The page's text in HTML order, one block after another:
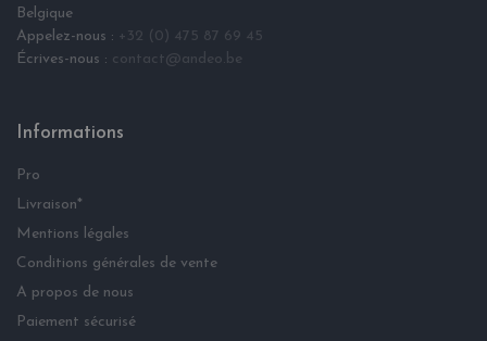
Belgique
Appelez-nous : +32 (0) 475 87 69 45
Écrives-nous : contact@andeo.be
Informations
Pro
Livraison*
Mentions légales
Conditions générales de vente
A propos de nous
Paiement sécurisé